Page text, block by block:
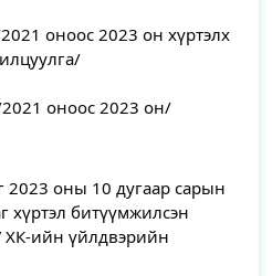
оноос 2023 он хүртэлх
оноос 2023 он/
2023 оны 10 дугаар сарын
битүүмжилсэн
ХК-ийн үйлдвэрийн